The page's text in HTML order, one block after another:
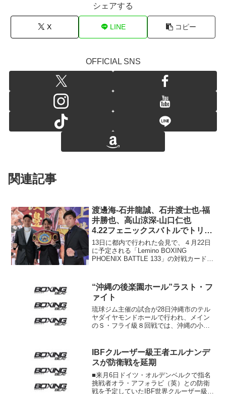
シェアする
X LINE コピー
OFFICIAL SNS
関連記事
渡邊海-石井龍誠、石井渡士也-福
井勝也、高山涼深-山口仁也
4.22フェニックスバトルでトリプ
ル戦
13日に都内で行われた会見で、４月22日
に予定される「Lemino BOXING
PHOENIX BATTLE 133」の対戦カードが
気込みを述べた。即王座奪還のチャン...
“沖縄の後楽園ホール”ラスト・フ
ァイト
琉球ジム主催の試合が28日沖縄市のテル
ヤダイヤモンドホールで行われ、メイン
のＳ・フライ級８回戦では、沖縄の小型
イトーンを圧倒して、２回15秒ＴＫＯ勝
ち。アマチュア（沖縄...
IBFクルーザー級王者エルナンデ
スが防衛戦を延期
■来月6日ドイツ・オルデンベルクで指名
挑戦者オラ・アフォラビ（英）との防衛
戦を予定していたIBF世界クルーザー級王